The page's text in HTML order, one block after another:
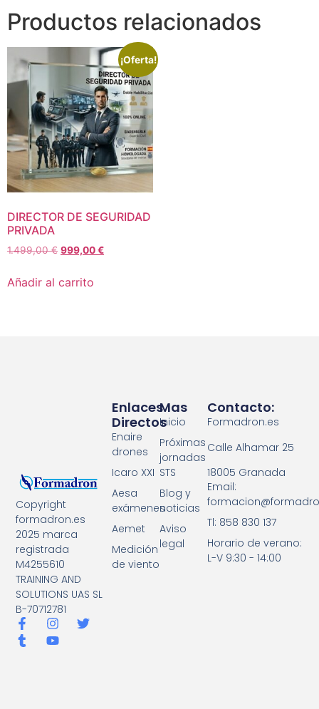
Productos relacionados
¡Oferta!
DIRECTOR DE SEGURIDAD
PRIVADA
1.499,00€ 999,00€
Añadir al carrito
Copyright
formadron.es
2025 marca
registrada
M4255610
TRAINING AND
SOLUTIONS UAS SL
B-70712781
Mas
Inicio
Próximas
jornadas
STS
Blog y
noticias
Aviso
legal
Enlaces
Directos
Enaire
drones
Icaro XXI
Aesa
exámenes
Aemet
Medición
de viento
Contacto:
Formadron.es
Calle Alhamar 25
18005 Granada
Email:
Tl: 858 830 137
Horario de verano:
L-V 9:30 - 14:00